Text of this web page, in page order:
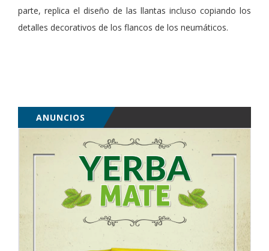
parte, replica el diseño de las llantas incluso copiando los
detalles decorativos de los flancos de los neumáticos.
ANUNCIOS